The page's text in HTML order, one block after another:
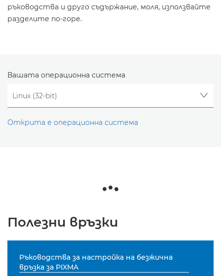
ръководства и друго съдържание, моля, използвайте
разделите по-горе.
Вашата операционна система
Открита е операционна система
Полезни връзки
Ръководства за настройка на безжична
връзка за PIXMA